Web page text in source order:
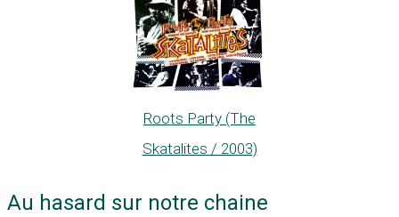
Roots Party (The
Skatalites / 2003)
Au hasard sur notre chaine